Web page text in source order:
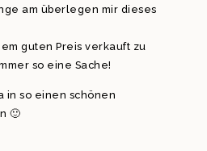
am überlegen mir dieses
guten Preis verkauft zu
so eine Sache!
in so einen schönen
🙂